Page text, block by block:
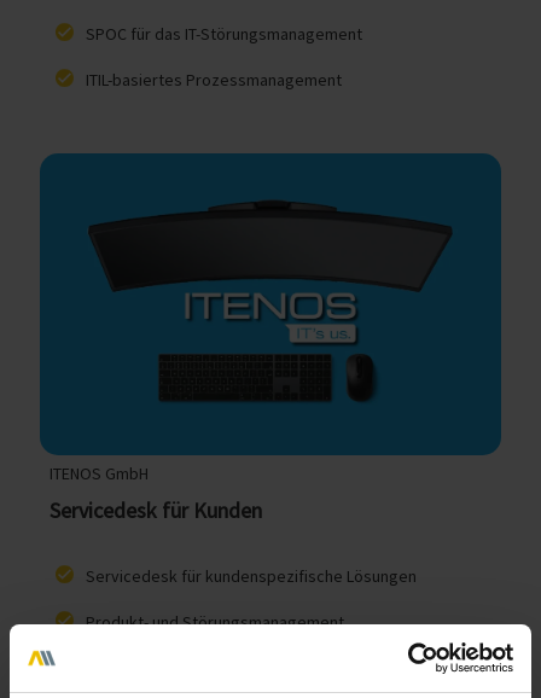
SPOC für das IT-Störungsmanagement
ITIL-basiertes Prozessmanagement
ITENOS GmbH
Servicedesk für Kunden
Servicedesk für kundenspezifische Lösungen
Produkt- und Störungsmanagement